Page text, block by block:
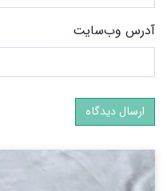
آدرس وب‌سایت
ارسال دیدگاه